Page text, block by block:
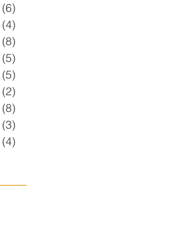
(6)
(4)
(8)
(5)
(5)
(2)
(8)
(3)
(4)